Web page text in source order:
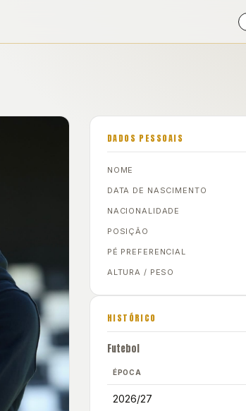
DADOS PESSOAIS
NOME
DATA DE NASCIMENTO
NACIONALIDADE
POSIÇÃO
PÉ PREFERENCIAL
ALTURA / PESO
HISTÓRICO
Futebol
ÉPOCA
2026/27